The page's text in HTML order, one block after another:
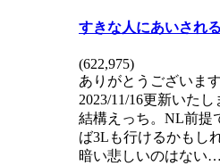
すきな人にあいされ
(622,975)
ありがとうございま
2023/11/16更新いた
結構えっち。NL前提
ば3Lも行けるかもし
暗い悲しいのはない…